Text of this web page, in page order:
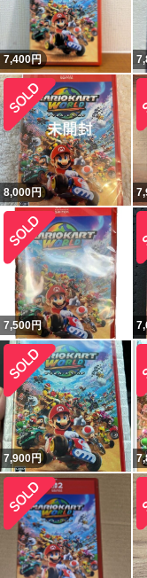
7,400円
8,000円
7,500円
7,900円